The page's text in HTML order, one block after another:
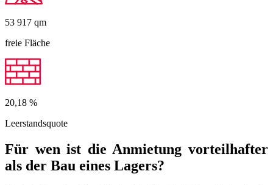
53 917 qm
freie Fläche
20,18 %
Leerstandsquote
Für wen ist die Anmietung vorteilhafter
als der Bau eines Lagers?